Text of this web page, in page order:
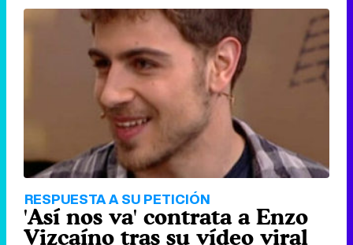
RESPUESTA A SU PETICIÓN
'Así nos va' contrata a Enzo
Vizcaíno tras su vídeo viral